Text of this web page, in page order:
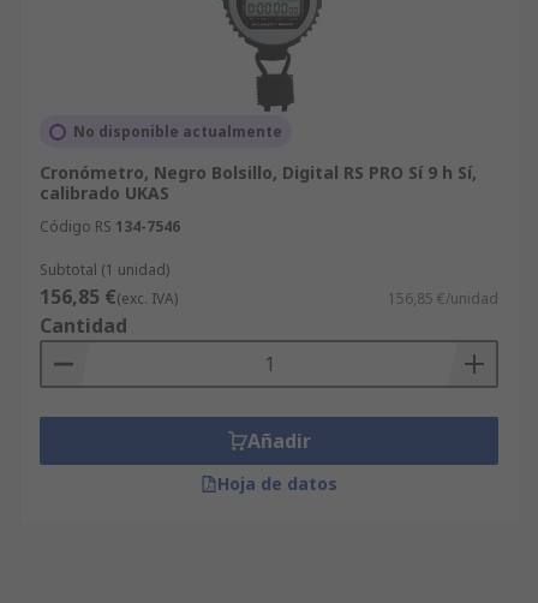
No disponible actualmente
Cronómetro, Negro Bolsillo, Digital RS PRO Sí 9 h Sí,
calibrado UKAS
Código RS 134-7546
Subtotal (1 unidad)
156,85 €(exc. IVA) 156,85 €/unidad
Cantidad
Añadir
Hoja de datos